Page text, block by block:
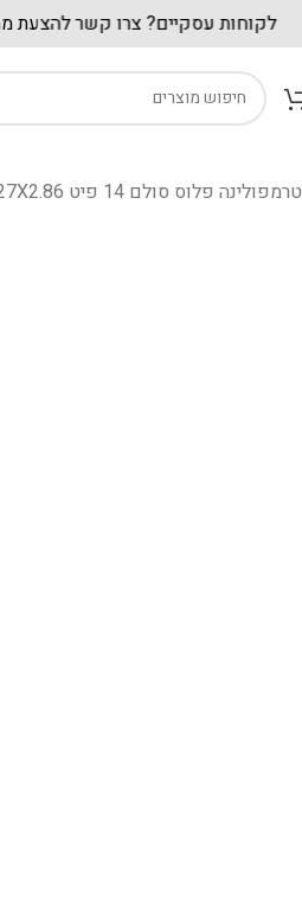
טרמפולינה פלוס סולם 14 פיט 4.27X2.86 סמ מבית Bestway
לקוחות עסקיים? צרו